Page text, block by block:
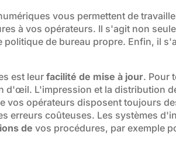
vous permettent de
à vos opérateurs. Il s'agit non
de bureau propre. Enfin, il
est leurfacilité de mise à jour. Pour
d'œil. L'impression et la distribution
vos opérateurs disposent toujours
erreurs coûteuses. Les systèmes
de vos procédures, par exemple